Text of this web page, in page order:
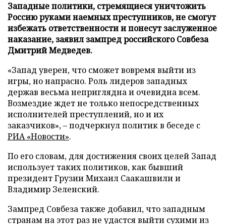
Западные политики, стремящиеся уничтожить
Россию руками наемных преступников, не смогут
избежать ответственности и понесут заслуженное
наказание, заявил зампред российского Совбеза
Дмитрий Медведев.
«Запад уверен, что сможет вовремя выйти из
игры, но напрасно. Роль лидеров западных
держав весьма неприглядна и очевидна всем.
Возмездие ждет не только непосредственных
исполнителей преступлений, но и их
заказчиков», – подчеркнул политик в беседе с
РИА «Новости».
По его словам, для достижения своих целей Запад
использует таких политиков, как бывший
президент Грузии Михаил Саакашвили и
Владимир Зеленский.
Зампред Совбеза также добавил, что западным
странам на этот раз не удастся выйти сухими из